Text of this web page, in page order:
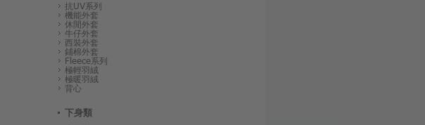
抗UV系列
機能外套
休閒外套
牛仔外套
西裝外套
鋪棉外套
Fleece系列
極輕羽絨
極暖羽絨
背心
下身類